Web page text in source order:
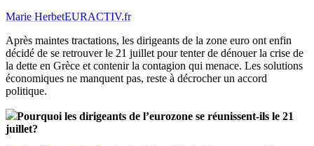
Marie HerbetEURACTIV.fr
Après maintes tractations, les dirigeants de la zone euro ont enfin
décidé de se retrouver le 21 juillet pour tenter de dénouer la crise de
la dette en Grèce et contenir la contagion qui menace. Les solutions
économiques ne manquent pas, reste à décrocher un accord
politique.
Pourquoi les dirigeants de l’eurozone se réunissent-ils le 21
juillet?